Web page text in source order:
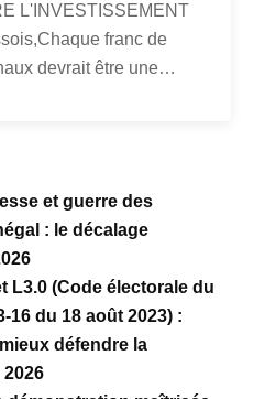
L'INVESTISSEMENT
franc de
devrait être une…
et guerre des
: le décalage
L3.0 (Code électorale du
16 du 18 août 2023) :
défendre la
2026